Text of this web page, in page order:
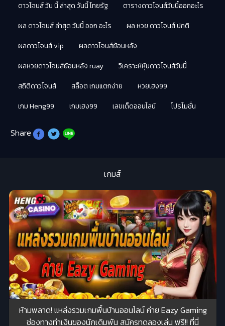
ดาวโจนส์ วัน นี้ ล่าสุด วันนี้ ไทยรัฐ
ตารางดาวโจนส์วันนี้ออกอะไร
ผล ดาวโจนส์ ล่าสุด วันนี้ ออก อะไร
ผล หวย ดาวโจนส์ ปกติ
ผลดาวโจนส์ vip
ผลดาวโจนส์ย้อนหลัง
ผลหวยดาวโจนส์ย้อนหลัง ruay
วิเคราะห์หุ้นดาวโจนส์วันนี้
สถิติดาวโจนส์
สล็อต เกมแตกง่าย
หวยเฮง99
เกม Heng99
เกมเฮง99 เลขเด็ดออนไลน์ โปรโมชั่น
Share
เกมส์
ห้ามพลาด! แหล่งรวมเกมพื้นบ้านออนไลน์ ค่าย Eazy Gaming
ช่องทางทำเงินของนักเดิมพัน สมัครทดลองเล่น ฟรี!! ที่นี่